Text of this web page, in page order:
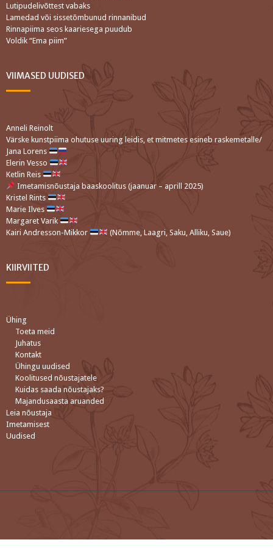
Lutipudelivõttest vabaks
Lamedad või sissetõmbunud rinnanibud
Rinnapiima seos kaariesega puudub
Voldik “Ema piim”
VIIMASED UUDISED
Anneli Reinolt
Värske kunstpiima ohutuse uuring leidis, et mitmetes esineb raskemetalle/
Jana Lorens
Elerin Vesso
Ketlin Reis
Imetamisnõustaja baaskoolitus (jaanuar – aprill 2025)
Kristel Rints
Marie Ilves
Margaret Varik
Kairi Andresson-Mikkor
(Nõmme, Laagri, Saku, Alliku, Saue)
KIIRVIITED
Ühing
Toeta meid
Juhatus
Kontakt
Ühingu uudised
Koolitused nõustajatele
Kuidas saada nõustajaks?
Majandusaasta aruanded
Leia nõustaja
Imetamisest
Uudised